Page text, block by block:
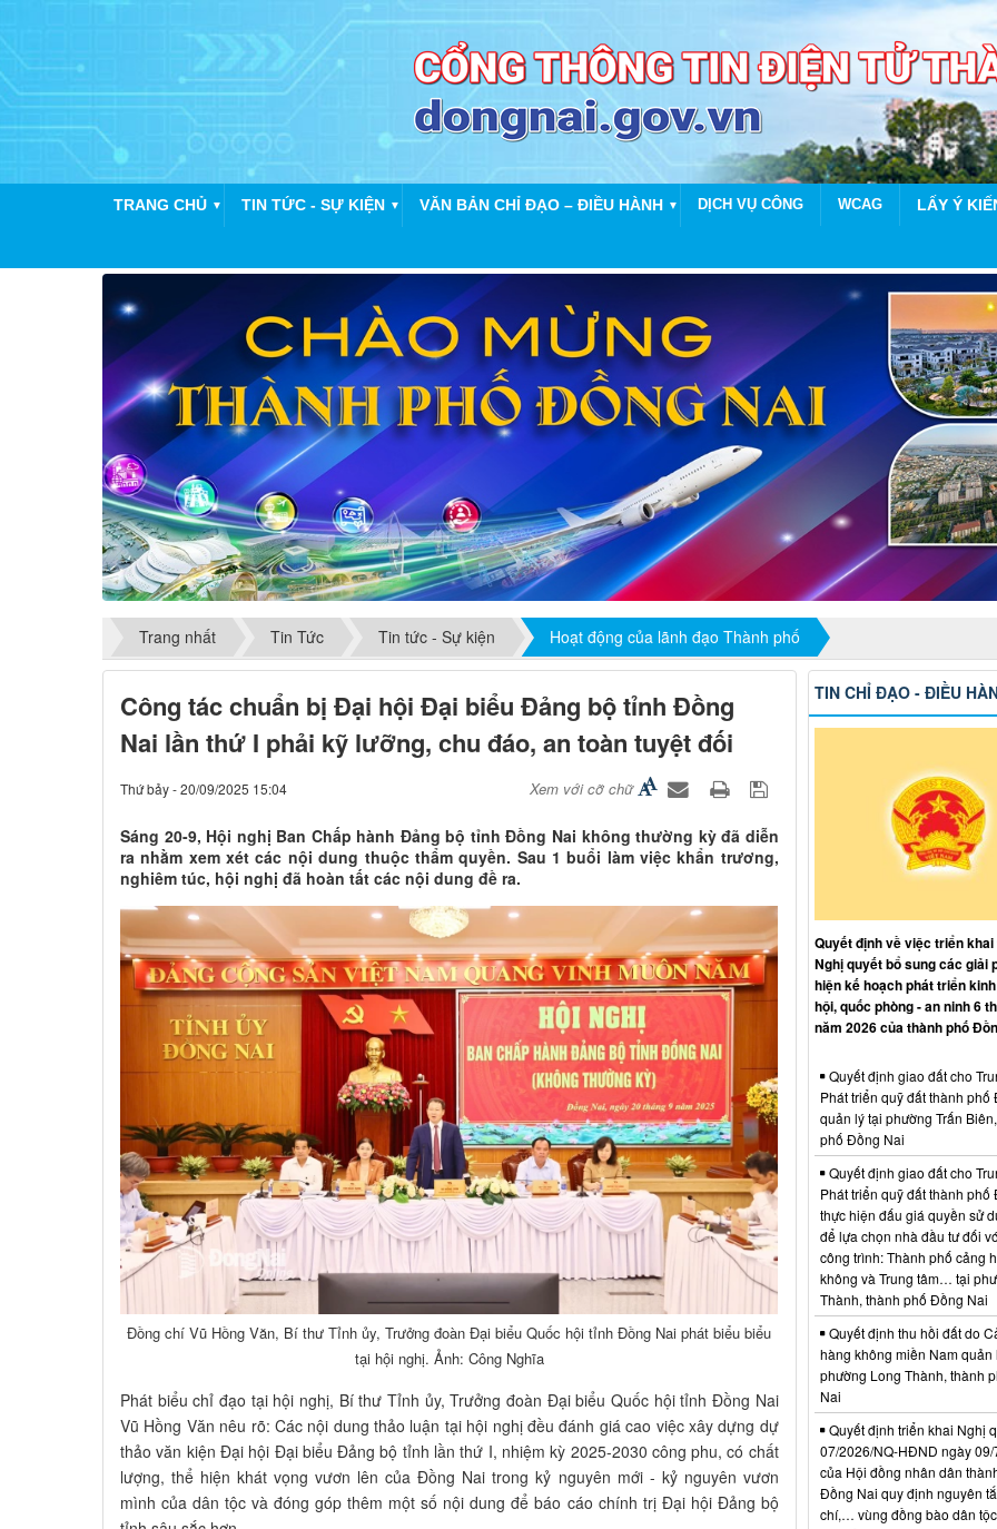
TRANG CHỦ ▼ TIN TỨC - SỰ KIỆN ▼ VĂN BẢN CHỈ ĐẠO – ĐIỀU HÀNH ▼ DỊCH VỤ CÔNG WCAG LẤY Ý
Trang nhất Tin Tức Tin tức - Sự kiện Hoạt động của lãnh đạo Thành phố
Công tác chuẩn bị Đại hội Đại biểu Đảng bộ tỉnh Đồng
Nai lần thứ I phải kỹ lưỡng, chu đáo, an toàn tuyệt đối
Thứ bảy - 20/09/2025 15:04 Xem với cỡ chữ
Sáng 20-9, Hội nghị Ban Chấp hành Đảng bộ tỉnh Đồng Nai không thường kỳ đã diễn
ra nhằm xem xét các nội dung thuộc thẩm quyền. Sau 1 buổi làm việc khẩn trương,
nghiêm túc, hội nghị đã hoàn tất các nội dung đề ra.
Đồng chí Vũ Hồng Văn, Bí thư Tỉnh ủy, Trưởng đoàn Đại biểu Quốc hội tỉnh Đồng Nai phát biểu biểu
tại hội nghị. Ảnh: Công Nghĩa
Phát biểu chỉ đạo tại hội nghị, Bí thư Tỉnh ủy, Trưởng đoàn Đại biểu Quốc hội tỉnh Đồng Nai
Vũ Hồng Văn nêu rõ: Các nội dung thảo luận tại hội nghị đều đánh giá cao việc xây dựng dự
thảo văn kiện Đại hội Đại biểu Đảng bộ tỉnh lần thứ I, nhiệm kỳ 2025-2030 công phu, có chất
lượng, thể hiện khát vọng vươn lên của Đồng Nai trong kỷ nguyên mới - kỷ nguyên vươn
mình của dân tộc và đóng góp thêm một số nội dung để báo cáo chính trị Đại hội Đảng bộ
TIN CHỈ ĐẠO - ĐIỀU
Quyết định về việc triển
Nghị quyết bổ sung các giải
hiện kế hoạch phát triển
hội, quốc phòng - an ninh 6
năm 2026 của thành phố
Quyết định giao đất cho
Phát triển quỹ đất thành phố
quản lý tại phường Trấn
phố Đồng Nai
Quyết định giao đất cho
Phát triển quỹ đất thành phố
thực hiện đấu giá quyền sử
để lựa chọn nhà đầu tư đối
công trình: Thành phố cảng
không và Trung tâm… tại
Thành, thành phố Đồng Nai
Quyết định thu hồi đất do
hàng không miền Nam quản
phường Long Thành, thành
Nai
Quyết định triển khai Nghị
07/2026/NQ-HĐND ngày 09/
của Hội đồng nhân dân
Đồng Nai quy định nguyên
chí,… vùng đồng bào dân